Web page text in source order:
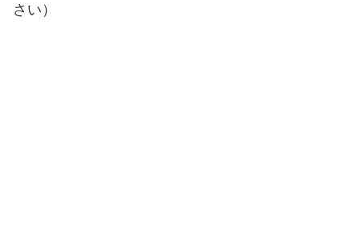
さい）